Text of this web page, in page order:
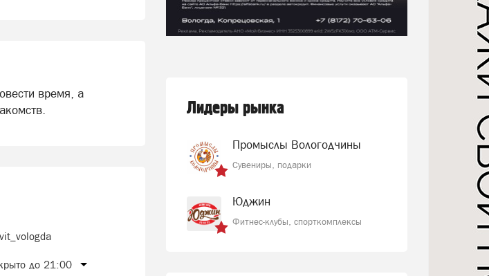
время, а
до 21:00
Лидеры рынка
Промыслы Вологодчины
Сувениры, подарки
Юджин
Фитнес-клубы, спорткомплексы